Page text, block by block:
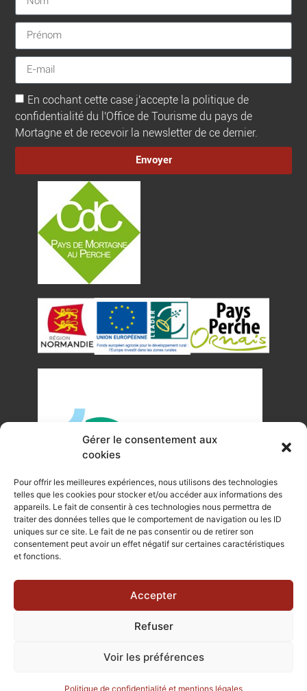
Gérer le consentement aux
cookies
Pour offrir les meilleures expériences, nous utilisons des technologies
telles que les cookies pour stocker et/ou accéder aux informations des
appareils. Le fait de consentir à ces technologies nous permettra de
traiter des données telles que le comportement de navigation ou les ID
uniques sur ce site. Le fait de ne pas consentir ou de retirer son
consentement peut avoir un effet négatif sur certaines caractéristiques
et fonctions.
Accepter
Refuser
Voir les préférences
Politique de confidentialité et mentions légales
En cochant cette case j'accepte la politique de
confidentialité du l'Office de Tourisme du pays de
Mortagne et de recevoir la newsletter de ce dernier.
Envoyer
©Tous droits réservés Office de Tourisme du Pays de
Plan du site
Site internet réalisé par Je
Communique